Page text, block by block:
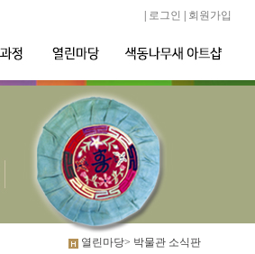
로그인 회원가입
열린마당> 박물관 소식판